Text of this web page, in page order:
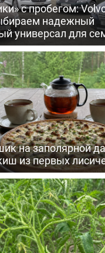
с пробегом:
надежный
универсал для
на заполярной
из первых